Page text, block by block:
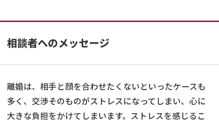
相談者へのメッセージ
離婚は、相手と顔を合わせたくないといったケースも
多く、交渉そのものがストレスになってしまい、心に
大きな負担をかけてしまいます。ストレスを感じるこ